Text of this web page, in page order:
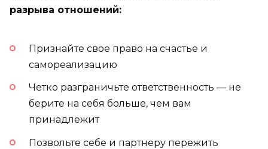
разрыва отношений:
Признайте свое право на счастье и
самореализацию
Четко разграничьте ответственность — не
берите на себя больше, чем вам
принадлежит
Позвольте себе и партнеру пережить